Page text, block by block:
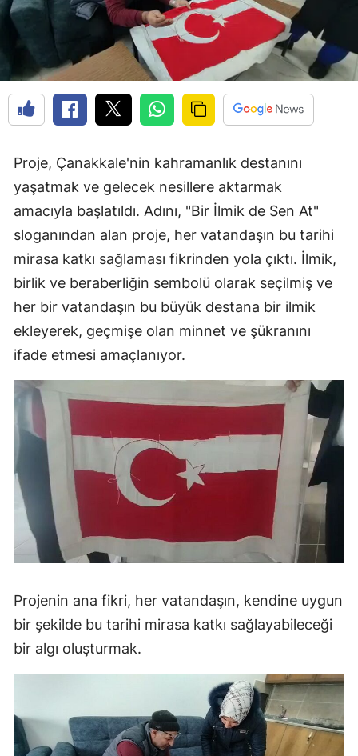
Proje, Çanakkale'nin kahramanlık destanını
yaşatmak ve gelecek nesillere aktarmak
amacıyla başlatıldı. Adını, "Bir İlmik de Sen At"
sloganından alan proje, her vatandaşın bu tarihi
mirasa katkı sağlaması fikrinden yola çıktı. İlmik,
birlik ve beraberliğin sembolü olarak seçilmiş ve
her bir vatandaşın bu büyük destana bir ilmik
ekleyerek, geçmişe olan minnet ve şükranını
ifade etmesi amaçlanıyor.
Projenin ana fikri, her vatandaşın, kendine uygun
bir şekilde bu tarihi mirasa katkı sağlayabileceği
bir algı oluşturmak.